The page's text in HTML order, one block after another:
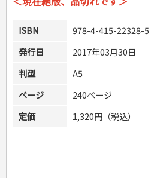
ISBN
978-4-415-22328-5
発行日
2017年03月30日
判型
A5
ページ
240ページ
定価
1,320円（税込）